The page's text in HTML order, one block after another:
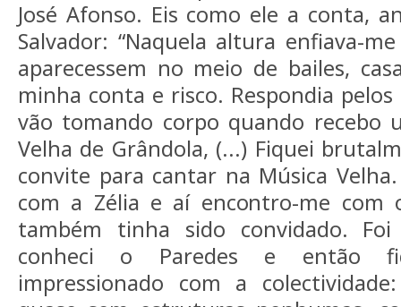
José Afonso. Eis como ele a conta,
Salvador: “Naquela altura enfiava-
aparecessem no meio de bailes,
minha conta e risco. Respondia pelos
vão tomando corpo quando recebo
Velha de Grândola, (...) Fiquei
convite para cantar na Música
com a Zélia e aí encontro-me com
também tinha sido convidado.
conheci o Paredes e então
impressionado com a